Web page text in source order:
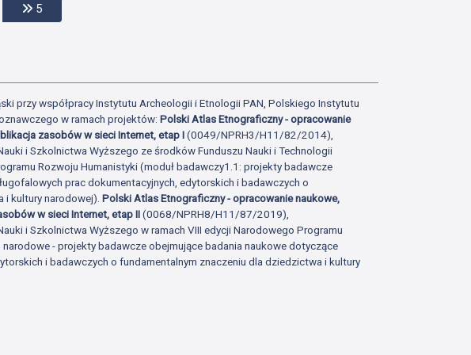
do następnej strony
5Przejdź do ostatniej strony
przy współpracy Instytutu Archeologii i Etnologii PAN, Polskiego Instytutu
w ramach projektów:Polski Atlas Etnograficzny - opracowanie
zasobów w sieci Internet, etap I(0049/NPRH3/H11/82/2014),
i Szkolnictwa Wyższego ze środków Funduszu Nauki i Technologii
Rozwoju Humanistyki (moduł badawczy1.1: projekty badawcze
prac dokumentacyjnych, edytorskich i badawczych o
i kultury narodowej).Polski Atlas Etnograficzny - opracowanie naukowe,
w sieci Internet, etap II(0068/NPRH8/H11/87/2019),
i Szkolnictwa Wyższego w ramach VIII edycji Narodowego Programu
- projekty badawcze obejmujące badania naukowe dotyczące
i badawczych o fundamentalnym znaczeniu dla dziedzictwa i kultury